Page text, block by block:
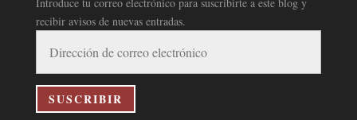
recibir avisos de nuevas entradas.
correo
electrónico
SUSCRIBIR